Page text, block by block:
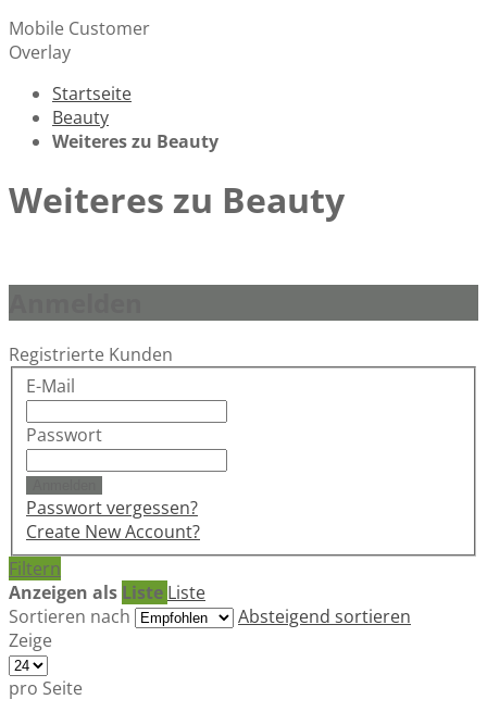
Mobile Customer
Overlay
Startseite
Beauty
Weiteres zu Beauty
Weiteres zu Beauty
Registrierte Kunden
E-Mail
Passwort
Passwort vergessen?
Create New Account?
Filtern
Anzeigen als Liste Liste
Sortieren nach
Absteigend sortieren
Zeige
pro Seite